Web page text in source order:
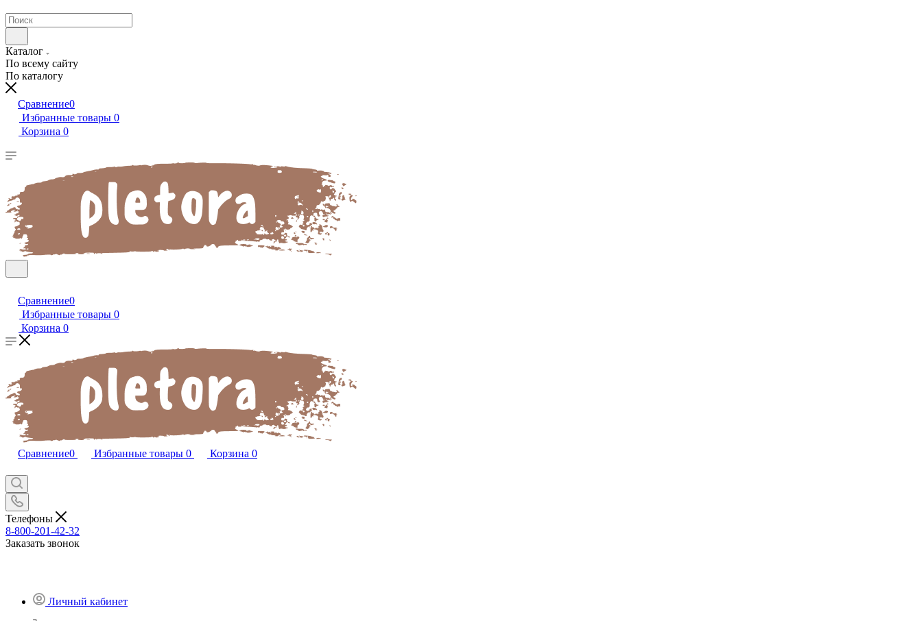
Каталог
По всему сайту
По каталогу
Сравнение0
Избранные товары 0
Корзина 0
Сравнение0
Избранные товары 0
Корзина 0
Сравнение0 Избранные товары 0 Корзина 0
Телефоны
8-800-201-42-32
Заказать звонок
Личный кабинет